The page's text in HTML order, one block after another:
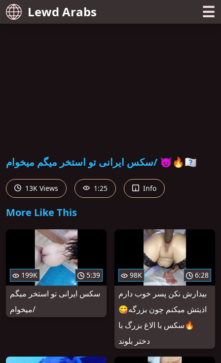
Lewd Arabs ☰
سکس ایرانی تو استخر میگم میخوام/ 😈🔥🇮🇷
13K Views 1:25 Info
More Like This
199K 5:39
سکس ایرانی تو استخر میگم
میخوام/
98K 6:28
بیدارش نکن پسر خوب دارم
اذیتش میکنم چون بزرگه😋
🔥سکس با الاغ بزرگ با
دختر بلوند